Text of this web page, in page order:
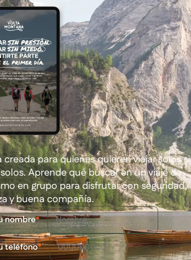
creada para quienes quieren viajar solos
Aprende qué buscar en un viaje de
en grupo para disfrutar con seguridad,
y buena compañía.
nombre*
teléfono*